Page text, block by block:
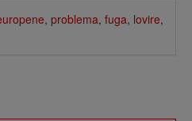
, problema, fuga, lovire,